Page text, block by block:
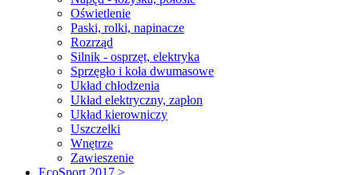
Oświetlenie
Paski, rolki, napinacze
Rozrząd
Silnik - osprzęt, elektryka
Sprzęgło i koła dwumasowe
Układ chłodzenia
Układ elektryczny, zapłon
Układ kierowniczy
Uszczelki
Wnętrze
Zawieszenie
EcoSport 2017 >